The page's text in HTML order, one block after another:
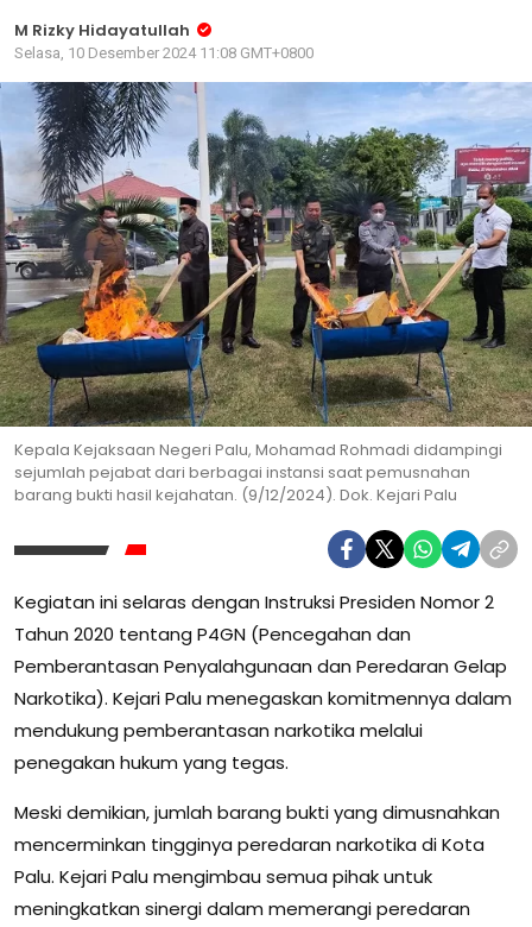
M Rizky Hidayatullah
Selasa, 10 Desember 2024 11:08 GMT+0800
Kepala Kejaksaan Negeri Palu, Mohamad Rohmadi didampingi
sejumlah pejabat dari berbagai instansi saat pemusnahan
barang bukti hasil kejahatan. (9/12/2024). Dok. Kejari Palu
Kegiatan ini selaras dengan Instruksi Presiden Nomor 2
Tahun 2020 tentang P4GN (Pencegahan dan
Pemberantasan Penyalahgunaan dan Peredaran Gelap
Narkotika). Kejari Palu menegaskan komitmennya dalam
mendukung pemberantasan narkotika melalui
penegakan hukum yang tegas.
Meski demikian, jumlah barang bukti yang dimusnahkan
mencerminkan tingginya peredaran narkotika di Kota
Palu. Kejari Palu mengimbau semua pihak untuk
meningkatkan sinergi dalam memerangi peredaran